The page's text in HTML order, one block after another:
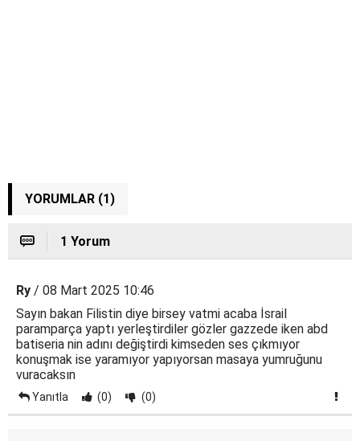
YORUMLAR (1)
1 Yorum
Ry / 08 Mart 2025 10:46
Sayın bakan Filistin diye birsey vatmi acaba İsrail
paramparça yaptı yerleştirdiler gözler gazzede iken abd
batiseria nin adını değiştirdi kimseden ses çıkmıyor
konuşmak ise yaramıyor yapıyorsan masaya yumruğunu
vuracaksın
Yanıtla (0) (0)